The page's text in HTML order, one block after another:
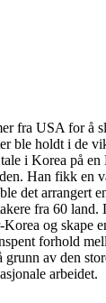
fra USA for å
ble holdt i de
i Korea på
Han fikk en
det arrangert
fra 60 land.
og skape
forhold
grunn av den
arbeidet.